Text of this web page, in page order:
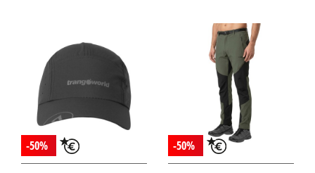
-50% -50%